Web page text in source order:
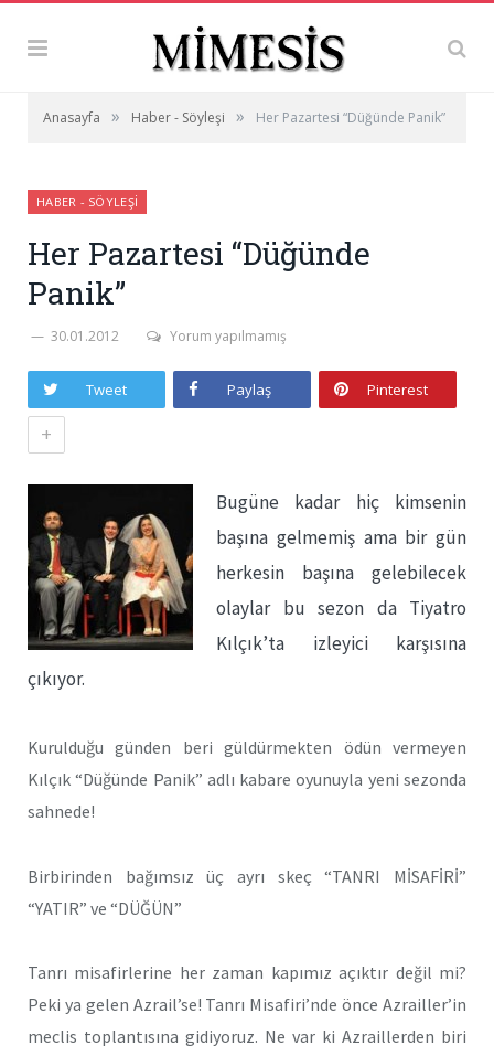
Anasayfa » Haber - Söyleşi » Her Pazartesi “Düğünde Panik”
HABER - SÖYLEŞI
Her Pazartesi “Düğünde
Panik”
30.01.2012 Yorum yapılmamış
Tweet Paylaş Pinterest
+
Bugüne kadar hiç kimsenin
başına gelmemiş ama bir gün
herkesin başına gelebilecek
olaylar bu sezon da Tiyatro
Kılçık’ta izleyici karşısına
çıkıyor.
Kurulduğu günden beri güldürmekten ödün vermeyen
Kılçık “Düğünde Panik” adlı kabare oyunuyla yeni sezonda
sahnede!
Birbirinden bağımsız üç ayrı skeç “TANRI MİSAFİRİ”
“YATIR” ve “DÜĞÜN”
Tanrı misafirlerine her zaman kapımız açıktır değil mi?
Peki ya gelen Azrail’se! Tanrı Misafiri’nde önce Azrailler’in
meclis toplantısına gidiyoruz. Ne var ki Azraillerden biri